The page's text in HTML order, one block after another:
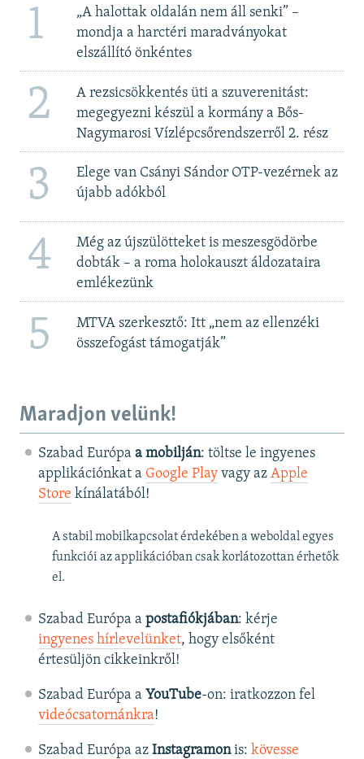
1
„A halottak oldalán nem áll senki” –
mondja a harctéri maradványokat
elszállító önkéntes
2
A rezsicsökkentés üti a szuverenitást:
megegyezni készül a kormány a Bős-
Nagymarosi Vízlépcsőrendszerről 2. rész
3
Elege van Csányi Sándor OTP-vezérnek az
újabb adókból
4
Még az újszülötteket is meszesgödörbe
dobták – a roma holokauszt áldozataira
emlékezünk
5
MTVA szerkesztő: Itt „nem az ellenzéki
összefogást támogatják”
Maradjon velünk!
Szabad Európa a mobilján: töltse le ingyenes
applikációnkat a Google Playvagy az Apple
Store kínálatából!
A stabil mobilkapcsolat érdekében a weboldal egyes
funkciói az applikációban csak korlátozottan érhetők
el.
Szabad Európa a postafiókjában: kérje
ingyenes hírlevelünket, hogy elsőként
értesüljön cikkeinkről!
Szabad Európa a YouTube-on: iratkozzon fel
videócsatornánkra!
Szabad Európa az Instagramonis: kövesse